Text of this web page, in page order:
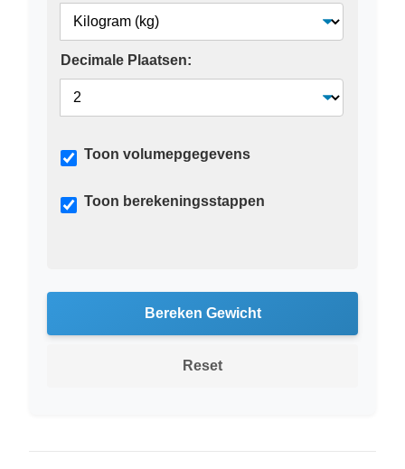
Decimale Plaatsen:
Toon volumepgegevens
Toon berekeningsstappen
Bereken Gewicht
Reset